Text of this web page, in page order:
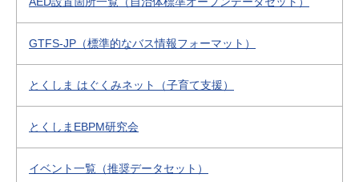
GTFS-JP（標準的なバス情報フォーマット）
とくしま はぐくみネット（子育て支援）
とくしまEBPM研究会
イベント一覧（推奨データセット）